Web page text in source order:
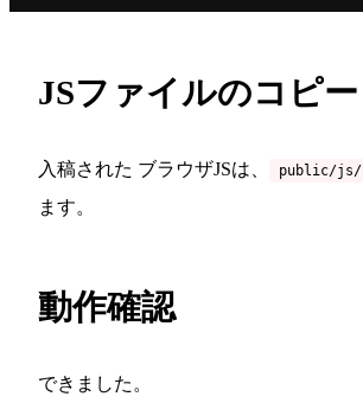
JSファイルのコピー
入稿された ブラウザJSは、 public/js/
ます。
動作確認
できました。